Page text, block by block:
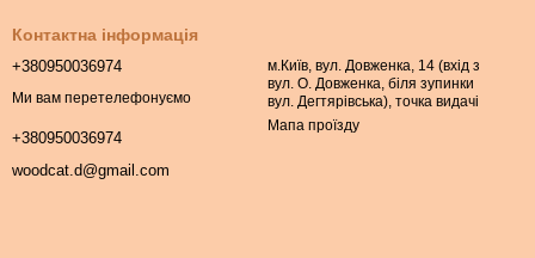
Контактна інформація
+380950036974
Ми вам перетелефонуємо
+380950036974
woodcat.d@gmail.com
м.Київ, вул. Довженка, 14 (вхід з
вул. О. Довженка, біля зупинки
вул. Дегтярівська), точка видачі
Мапа проїзду